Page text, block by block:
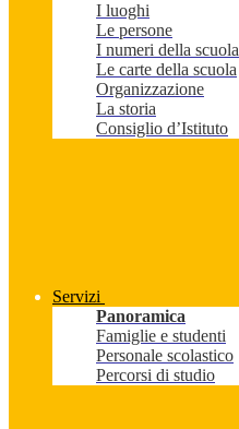
I luoghi
Le persone
I numeri della scuola
Le carte della scuola
Organizzazione
La storia
Consiglio d’Istituto
Servizi
Panoramica
Famiglie e studenti
Personale scolastico
Percorsi di studio